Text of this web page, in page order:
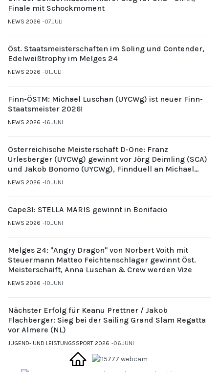
Finale mit Schockmoment
NEWS 2026 07.JULI
Öst. Staatsmeisterschaften im Soling und Contender,
Edelweißtrophy im Melges 24
NEWS 2026 01.JULI
Finn-ÖSTM: Michael Luschan (UYCWg) ist neuer Finn-
Staatsmeister 2026!
NEWS 2026 16.JUNI
Österreichische Meisterschaft D-One: Franz
Urlesberger (UYCWg) gewinnt vor Jörg Deimling (SCA)
und Jakob Bonomo (UYCWg), Finnduell an Michael
Gubi (UYCMo)
NEWS 2026 10.JUNI
Cape31: STELLA MARIS gewinnt in Bonifacio
NEWS 2026 10.JUNI
Melges 24: "Angry Dragon" von Norbert Voith mit
Steuermann Matteo Feichtenschlager gewinnt Öst.
Meisterschaift, Anna Luschan & Crew werden Vize
NEWS 2026 10.JUNI
Nächster Erfolg für Keanu Prettner / Jakob
Flachberger: Sieg bei der Sailing Grand Slam Regatta
vor Almere (NL)
JUGEND- UND LEISTUNGSSPORT 2026 06.JUNI